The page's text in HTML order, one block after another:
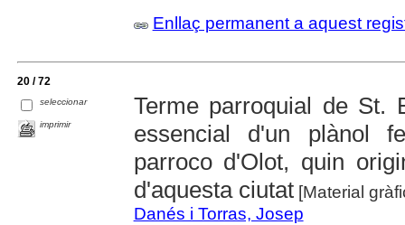
Enllaç permanent a aquest
20 / 72
seleccionar
imprimir
Terme parroquial de St.
essencial d'un plànol
parroco d'Olot, quin
d'aquesta ciutat[Material
Danés i Torras, Josep